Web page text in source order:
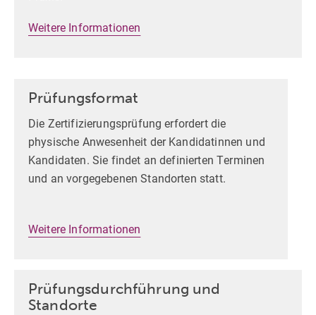
Weitere Informationen
Prüfungsformat
Die Zertifizierungsprüfung erfordert die
physische Anwesenheit der Kandidatinnen und
Kandidaten. Sie findet an definierten Terminen
und an vorgegebenen Standorten statt.
Weitere Informationen
Prüfungsdurchführung und
Standorte